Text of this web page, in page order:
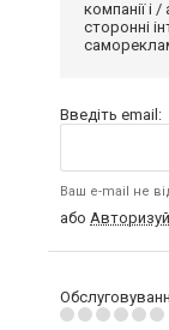
компанії і
сторонні
Введіть email:
Ваш e-mail не
або